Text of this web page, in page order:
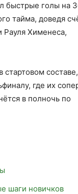
быстрые голы на
тайма, доведя
Рауля Хименеса,
где их
в полночь по
шаги новичков